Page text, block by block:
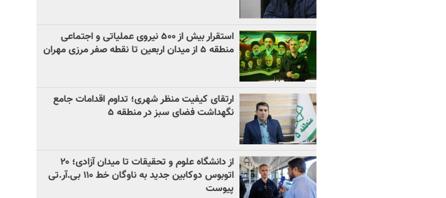
استقرار بیش از ۵۰۰ نیروی عملیاتی و اجتماعی
منطقه ۵ از میدان اربعین تا نقطه صفر مرزی مهران
ارتقای کیفیت منظر شهری؛ تداوم اقدامات جامع
نگهداشت فضای سبز در منطقه ۵
از دانشگاه علوم و تحقیقات تا میدان آزادی؛ ۲۰
اتوبوس دوکابین جدید به ناوگان خط ۱۱۰ بی‌.آر.تی
پیوست